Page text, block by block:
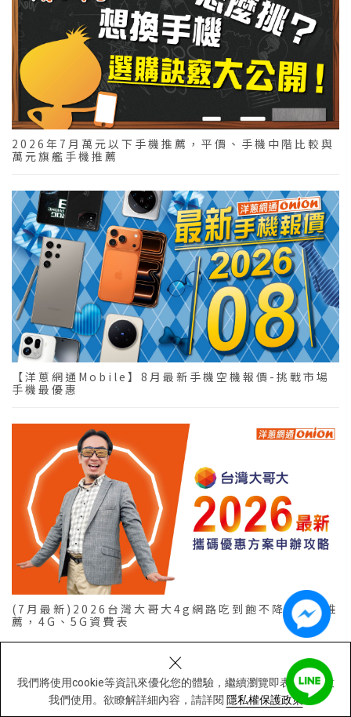
我們將使用cookie等資訊來優化您的體驗，繼續瀏覽即表示您同意
我們使用。欲瞭解詳細內容，請詳閱 隱私權保護政策
×
2026年7月萬元以下手機推薦，平價、手機中階比較與
萬元旗艦手機推薦
【洋蔥網通Mobile】8月最新手機空機報價-挑戰市場
手機最優惠
(7月最新)2026台灣大哥大4g網路吃到飽不降速方案推
薦，4G、5G資費表